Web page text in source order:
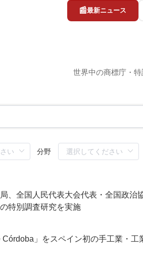
📰最新ニュース
世界中の商標庁・
分野
、全国人民代表大会代表・全国政治
特別調査研究を実施
Córdoba」をスペイン初の手工業・工